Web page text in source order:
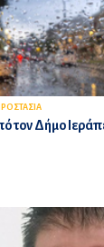
τον Δήμο